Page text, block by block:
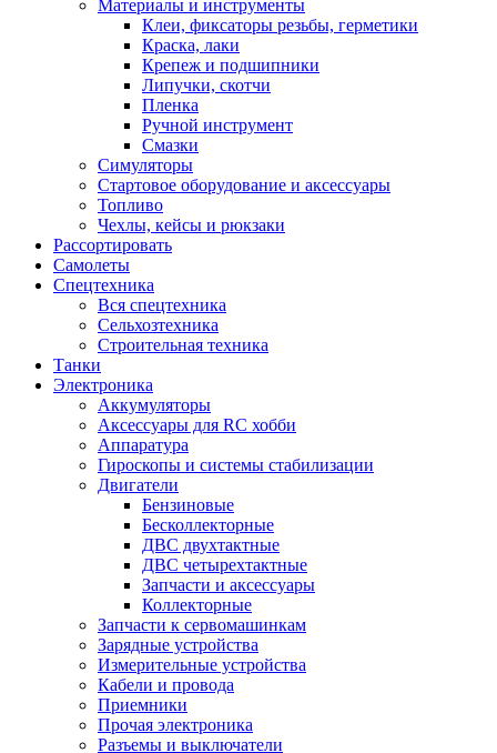
Материалы и инструменты
Клеи, фиксаторы резьбы, герметики
Краска, лаки
Крепеж и подшипники
Липучки, скотчи
Пленка
Ручной инструмент
Смазки
Симуляторы
Стартовое оборудование и аксессуары
Топливо
Чехлы, кейсы и рюкзаки
Рассортировать
Самолеты
Спецтехника
Вся спецтехника
Сельхозтехника
Строительная техника
Танки
Электроника
Аккумуляторы
Аксессуары для RC хобби
Аппаратура
Гироскопы и системы стабилизации
Двигатели
Бензиновые
Бесколлекторные
ДВС двухтактные
ДВС четырехтактные
Запчасти и аксессуары
Коллекторные
Запчасти к сервомашинкам
Зарядные устройства
Измерительные устройства
Кабели и провода
Приемники
Прочая электроника
Разъемы и выключатели